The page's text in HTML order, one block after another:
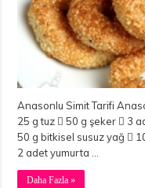
Anasonlu Simit Tarifi
25 g tuz  50 g şeker  3
50 g bitkisel susuz yağ 
2 adet yumurta …
Daha Fazla »